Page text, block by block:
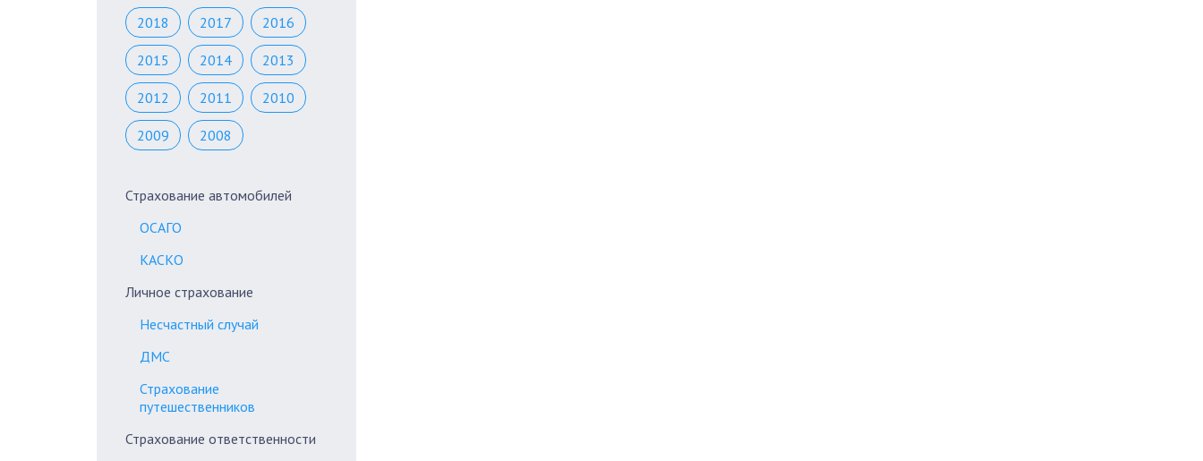
2018 2017 2016
2015 2014 2013
2012 2011 2010
2009 2008
Страхование автомобилей
ОСАГО
КАСКО
Личное страхование
Несчастный случай
ДМС
Страхование
путешественников
Страхование ответственности